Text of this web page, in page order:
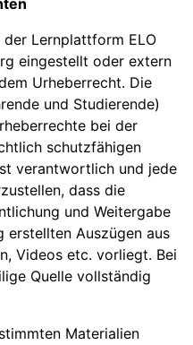
der Lernplattform ELO
eingestellt oder extern
Urheberrecht. Die
und Studierende)
bei der
schutzfähigen
verantwortlich und jede
dass die
und Weitergabe
erstellten Auszügen aus
Videos etc. vorliegt. Bei
Quelle vollständig
Materialien